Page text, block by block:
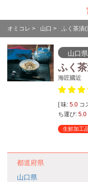
オミコレ > 山口 > ふく茶漬
山口県
ふく
海匠國近
[ 味: 5.0コ
ち運び: 5.0
生鮮加工
都道府県
山口県